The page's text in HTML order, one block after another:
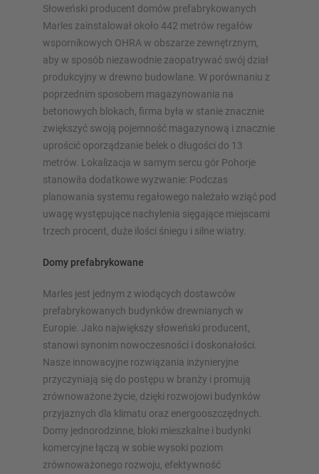
Słoweński producent domów prefabrykowanych
Marles zainstalował około 442 metrów regałów
wspornikowych OHRA w obszarze zewnętrznym,
aby w sposób niezawodnie zaopatrywać swój dział
produkcyjny w drewno budowlane. W porównaniu z
poprzednim sposobem magazynowania na
betonowych blokach, firma była w stanie znacznie
zwiększyć swoją pojemność magazynową i znacznie
uprościć oporządzanie belek o długości do 13
metrów. Lokalizacja w samym sercu gór Pohorje
stanowiła dodatkowe wyzwanie: Podczas
planowania systemu regałowego należało wziąć pod
uwagę występujące nachylenia sięgające miejscami
trzech procent, duże ilości śniegu i silne wiatry.
Domy prefabrykowane
Marles jest jednym z wiodących dostawców
prefabrykowanych budynków drewnianych w
Europie. Jako największy słoweński producent,
stanowi synonim nowoczesności i doskonałości.
Nasze innowacyjne rozwiązania inżynieryjne
przyczyniają się do postępu w branży i promują
zrównoważone życie, dzięki rozwojowi budynków
przyjaznych dla klimatu oraz energooszczędnych.
Domy jednorodzinne, bloki mieszkalne i budynki
komercyjne łączą w sobie wysoki poziom
zrównoważonego rozwoju, efektywność
Inne wersje regałów wspornikowych
PRZEGLĄD SYSTEMÓW
MAGAZYNOWYCH
Regały paletowy
Regały Mobilne
Magazynowanie automatyczne
Platforma magazynowa
Zaplanuj swój system regałów indywidualnie za pomocą
naszych konfiguratorów – z bezpośrednim zapytaniem
Skonfiguruj regał teraz